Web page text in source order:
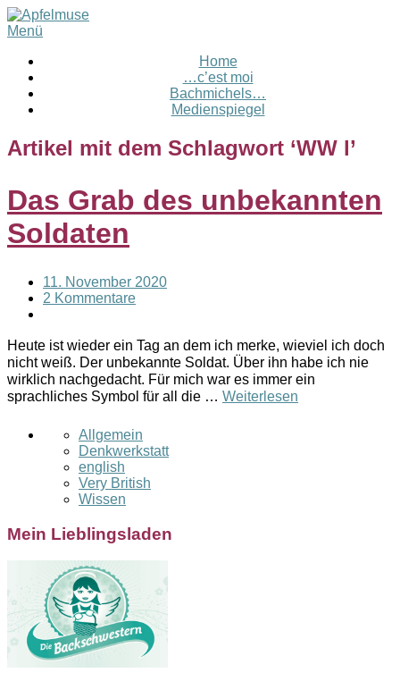
Menü
Home
…c’est moi
Bachmichels…
Medienspiegel
Artikel mit dem Schlagwort ‘WW l’
Das Grab des unbekannten
Soldaten
11. November 2020
2 Kommentare
Heute ist wieder ein Tag an dem ich merke, wieviel ich doch
nicht weiß. Der unbekannte Soldat. Über ihn habe ich nie
wirklich nachgedacht. Für mich war es immer ein
sprachliches Symbol für all die … Weiterlesen
Allgemein
Denkwerkstatt
english
Very British
Wissen
Mein Lieblingsladen